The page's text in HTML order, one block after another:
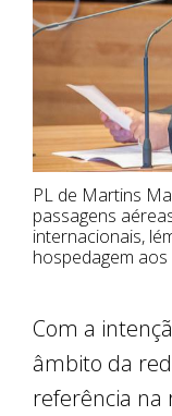
PL de Martins
passagens
internacionais,
hospedagem
Com a
âmbito da
referência na